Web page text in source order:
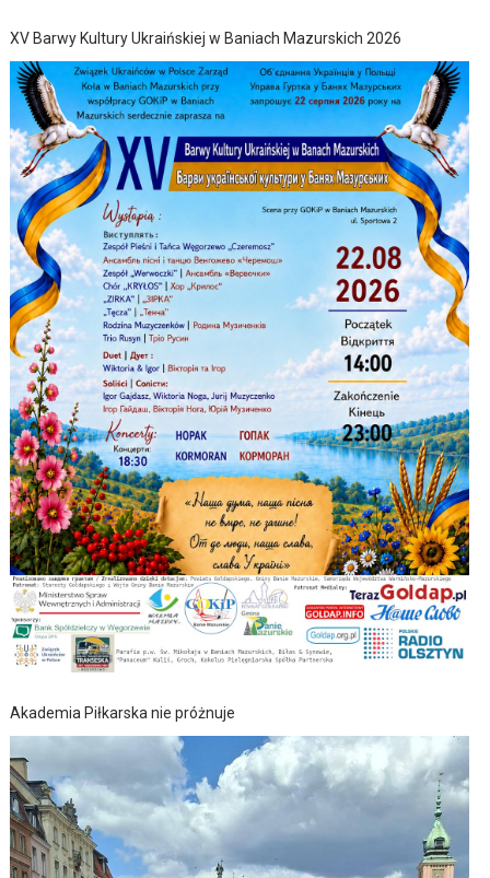
XV Barwy Kultury Ukraińskiej w Baniach Mazurskich 2026
Akademia Piłkarska nie próżnuje